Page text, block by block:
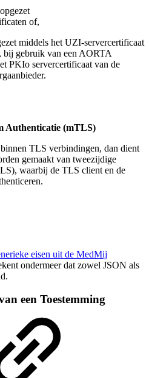
of,
middels het UZI-servercertificaat
bij gebruik van een AORTA
PKIo servercertificaat van de
Authenticatie (mTLS)
TLS verbindingen, dan dient
gemaakt van tweezijdige
waarbij de TLS client en de
eisen uit de MedMij
ondermeer dat zowel JSON als
een Toestemming